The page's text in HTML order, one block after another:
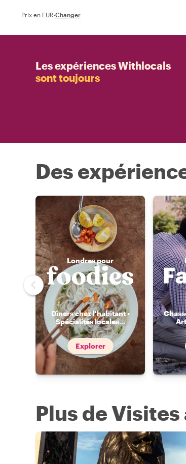
Prix en EUR·Changer
Les expériences Withlocals
sont toujours
Des
Londres pour
Dîners chez l'habitant •
Spécialités locales...
Explorer
Plus de Visites